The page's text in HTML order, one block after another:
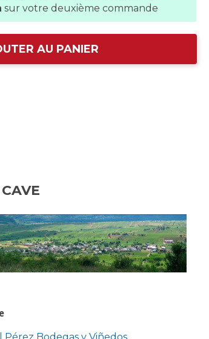
sur votre deuxième commande
AU PANIER